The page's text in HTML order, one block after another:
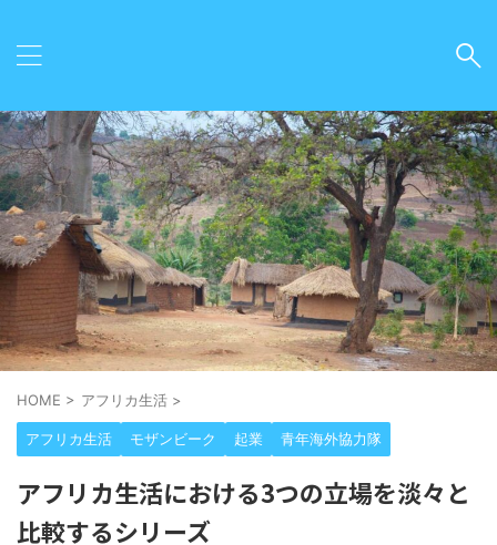
HOME > アフリカ生活 >
アフリカ生活 モザンビーク 起業 青年海外協力隊
アフリカ生活における3つの立場を淡々と
比較するシリーズ